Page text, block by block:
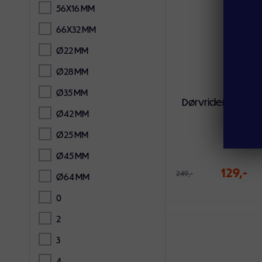
56X16 MM
66X32 MM
Ø22 MM
Ø28 MM
Ø35 MM
Ø42 MM
Ø25 MM
Ø45 MM
Ø64 MM
0
2
3
Dørvrider Rimini
249,- 129,-
Legg i